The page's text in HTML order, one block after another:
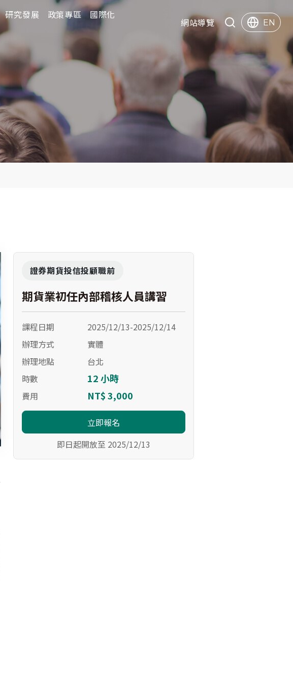
網站導覽 Search EN
研究發展 政策專區 國際化
研究發展 政策專區
國際化
證券期貨投信投顧職前
期貨業初任內部稽核人員講習
課程日期
2025/12/13-2025/12/14
辦理方式
實體
辦理地點
台北
時數
12 小時
費用 NT$ 3,000
立即報名
即日起開放至 2025/12/13